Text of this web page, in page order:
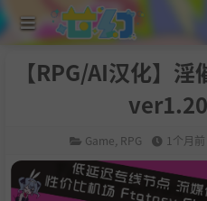
【RPG/AI汉化】
Game RPG 1个月前